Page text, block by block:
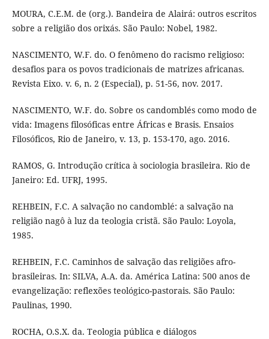
MOURA, C.E.M. de (org.). Bandeira de Alairá: outros escritos
sobre a religião dos orixás. São Paulo: Nobel, 1982.
NASCIMENTO, W.F. do. O fenômeno do racismo religioso:
desafios para os povos tradicionais de matrizes africanas.
Revista Eixo. v. 6, n. 2 (Especial), p. 51-56, nov. 2017.
NASCIMENTO, W.F. do. Sobre os candomblés como modo de
vida: Imagens filosóficas entre Áfricas e Brasis. Ensaios
Filosóficos, Rio de Janeiro, v. 13, p. 153-170, ago. 2016.
RAMOS, G. Introdução crítica à sociologia brasileira. Rio de
Janeiro: Ed. UFRJ, 1995.
REHBEIN, F.C. A salvação no candomblé: a salvação na
religião nagô à luz da teologia cristã. São Paulo: Loyola,
1985.
REHBEIN, F.C. Caminhos de salvação das religiões afro-
brasileiras. In: SILVA, A.A. da. América Latina: 500 anos de
evangelização: reflexões teológico-pastorais. São Paulo:
Paulinas, 1990.
ROCHA, O.S.X. da. Teologia pública e diálogos